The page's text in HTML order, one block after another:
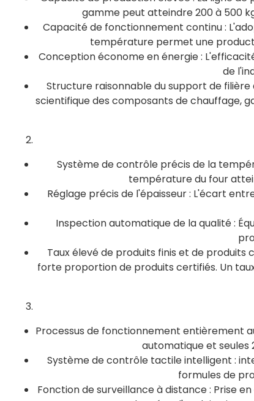
gamme peut atteindre 200 à 500
Capacité de fonctionnement continu :
température permet une
Conception économe en énergie :
de
Structure raisonnable du support de
scientifique des composants de chauffage,
Système de contrôle précis de la
température du four
Réglage précis de l'épaisseur : L'écart
Inspection automatique de la qualité :
Taux élevé de produits finis et de produits
forte proportion de produits certifiés. Un
Processus de fonctionnement entièrement
automatique et seules
Système de contrôle tactile intelligent :
formules de
Fonction de surveillance à distance : Prise